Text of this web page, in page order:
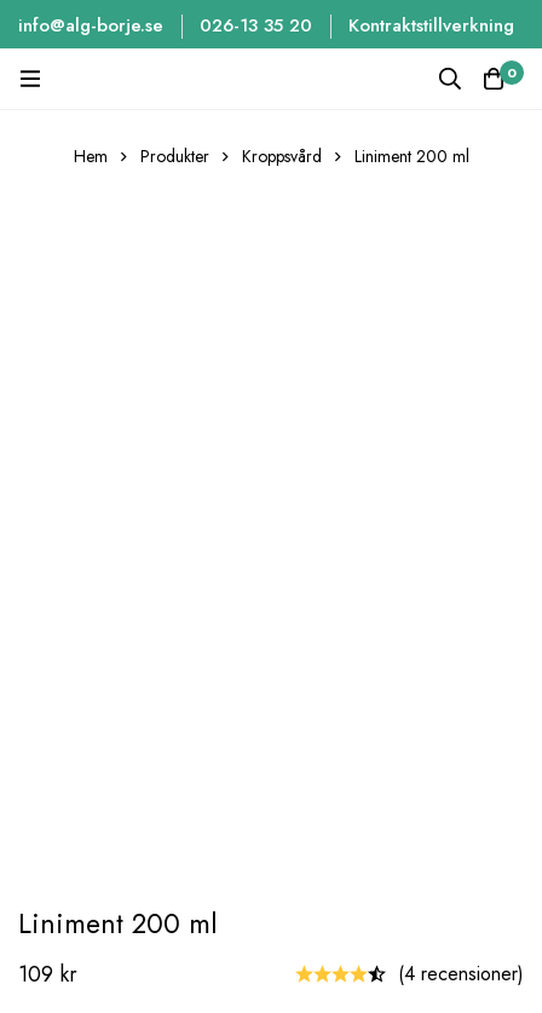
info@alg-borje.se 026-13 35 20 Kontraktstillverkning
0
Hem Produkter Kroppsvård Liniment 200 ml
Liniment 200 ml
109 kr
(4 recensioner)